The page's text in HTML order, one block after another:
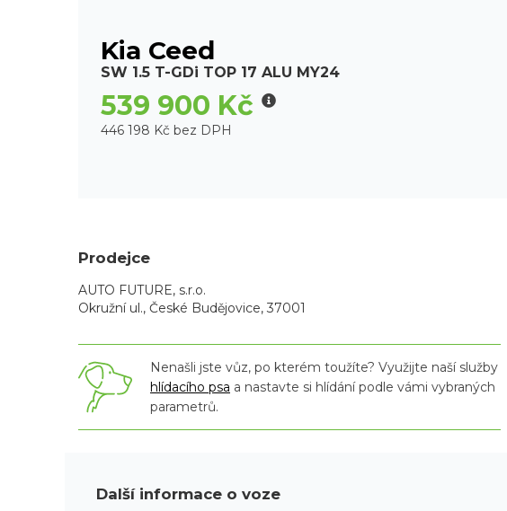
Kia Ceed
SW 1.5 T-GDi TOP 17 ALU MY24
539 900 Kč
446 198 Kč bez DPH
Prodejce
AUTO FUTURE, s.r.o.
Okružní ul., České Budějovice, 37001
Nenašli jste vůz, po kterém toužíte? Využijte naší služby
hlídacího psa a nastavte si hlídání podle vámi vybraných
parametrů.
Další informace o voze